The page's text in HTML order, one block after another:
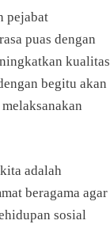
pejabat
puas dengan
kualitas
begitu akan
adalah
beragama agar
sosial